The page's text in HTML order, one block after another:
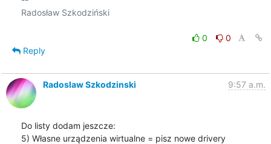
Radosław Szkodziński
0
0
Reply
Radoslaw Szkodzinski 9:57 a.m.
Do listy dodam jeszcze:
5) Własne urządzenia wirtualne = pisz nowe drivery